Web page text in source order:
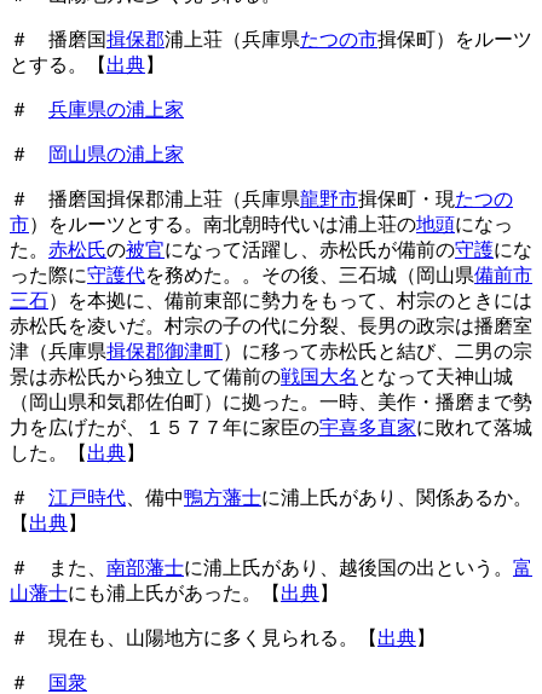
＃ 播磨国揖保郡浦上荘（兵庫県たつの市揖保町）をルーツ
とする。【 出典】
＃ 兵庫県の浦上家
＃ 岡山県の浦上家
＃ 播磨国揖保郡浦上荘（兵庫県龍野市揖保町・現たつの
市）をルーツとする。南北朝時代いは浦上荘の地頭になっ
た。 赤松氏の被官になって活躍し、赤松氏が備前の守護にな
った際に守護代を務めた。。その後、三石城（岡山県備前市
三石）を本拠に、備前東部に勢力をもって、村宗のときには
赤松氏を凌いだ。村宗の子の代に分裂、長男の政宗は播磨室
津（兵庫県揖保郡御津町）に移って赤松氏と結び、二男の宗
景は赤松氏から独立して備前の戦国大名 となって天神山城
（岡山県和気郡佐伯町）に拠った。一時、美作・播磨まで勢
力を広げたが、１５７７年に家臣の宇喜多直家に敗れて落城
した。【 出典】
＃ 江戸時代 、備中鴨方藩士に浦上氏があり、関係あるか。
【 出典】
＃ また、 南部藩士に浦上氏があり、越後国の出という。 富
山藩士にも浦上氏があった。【 出典】
＃ 現在も、山陽地方に多く見られる。【 出典】
＃ 国衆